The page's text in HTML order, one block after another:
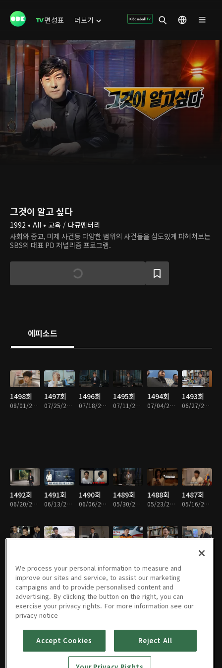
편성표 더보기
그것이 알고 싶다
1992 • All • 교육 / 다큐멘터리
사회와 종교, 미제 사건등 다양한 범위의 사건들을 심도있게 파헤쳐보는
SBS의 대표 PD 저널리즘 프로그램.
에피소드
1498회
08/01/2026 • 1시간 8분
1497회
07/25/2026 • 1시간 10분
1496회
07/18/2026 • 1시간 10분
1495회
07/11/2026 • 1시간 9분
1494회
07/04/2026 • 1시간 9분
1493회
06/27/2026 • 1시간 8분
1492회
06/20/2026 • 1시간 4분
1491회
06/13/2026 • 1시간 1분
1490회
06/06/2026 • 1시간 17분
1489회
05/30/2026 • 1시간 16분
1488회
05/23/2026 • 1시간 14분
1487회
05/16/2026 • 1시간 4분
1481회
1480회
03/21/2026 • 1시간 12분
1479회 1478회 1477회 1476회 1475회
We process your personal information to measure and
improve our sites and service, to assist our marketing
campaigns and to provide personalised content and
advertising. By clicking the button on the right, you can
exercise your privacy rights. For more information see our
privacy notice
Accept Cookies Reject All